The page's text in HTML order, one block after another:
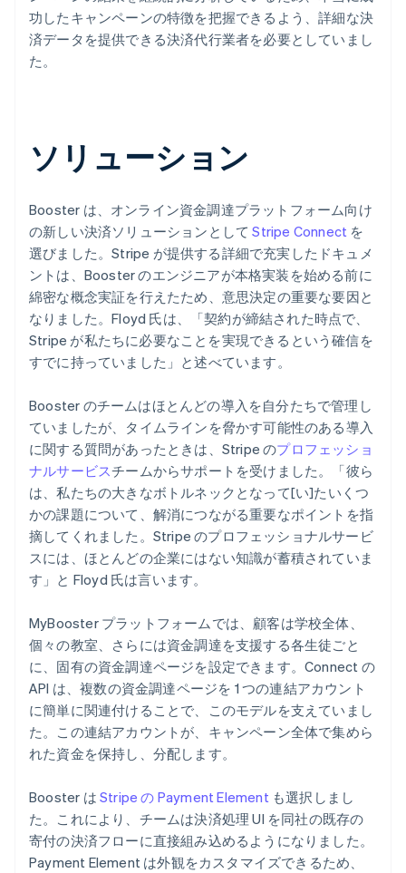
功したキャンペーンの特徴を把握できるよう、詳細な決
済データを提供できる決済代行業者を必要としていまし
た。
ソリューション
Booster は、オンライン資金調達プラットフォーム向け
の新しい決済ソリューションとしてStripe Connect を
選びました。Stripe が提供する詳細で充実したドキュメ
ントは、Booster のエンジニアが本格実装を始める前に
綿密な概念実証を行えたため、意思決定の重要な要因と
なりました。Floyd 氏は、「契約が締結された時点で、
Stripe が私たちに必要なことを実現できるという確信を
すでに持っていました」と述べています。
Booster のチームはほとんどの導入を自分たちで管理し
ていましたが、タイムラインを脅かす可能性のある導入
に関する質問があったときは、Stripe のプロフェッショ
ナルサービスチームからサポートを受けました。「彼ら
は、私たちの大きなボトルネックとなって[い]たいくつ
かの課題について、解消につながる重要なポイントを指
摘してくれました。Stripe のプロフェッショナルサービ
スには、ほとんどの企業にはない知識が蓄積されていま
す」と Floyd 氏は言います。
MyBooster プラットフォームでは、顧客は学校全体、
個々の教室、さらには資金調達を支援する各生徒ごと
に、固有の資金調達ページを設定できます。Connect の
API は、複数の資金調達ページを 1 つの連結アカウント
に簡単に関連付けることで、このモデルを支えていまし
た。この連結アカウントが、キャンペーン全体で集めら
れた資金を保持し、分配します。
Booster は Stripe の Payment Element も選択しまし
た。これにより、チームは決済処理 UI を同社の既存の
寄付の決済フローに直接組み込めるようになりました。
Payment Element は外観をカスタマイズできるため、